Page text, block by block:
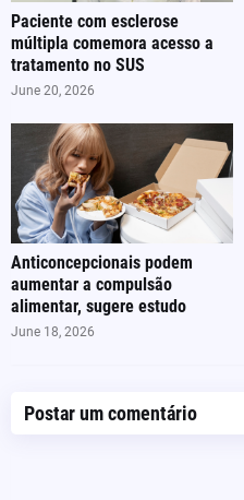
Paciente com esclerose
múltipla comemora acesso a
tratamento no SUS
June 20, 2026
Anticoncepcionais podem
aumentar a compulsão
alimentar, sugere estudo
June 18, 2026
Postar um comentário